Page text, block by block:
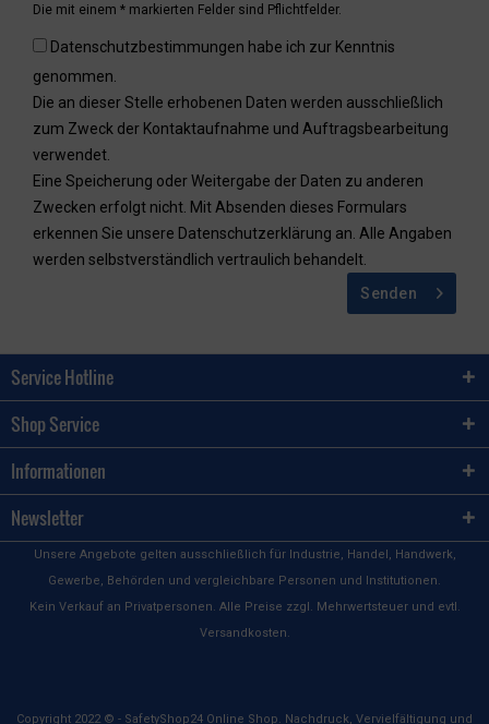
Die mit einem * markierten Felder sind Pflichtfelder.
Datenschutzbestimmungen habe ich zur Kenntnis
genommen.
Die an dieser Stelle erhobenen Daten werden ausschließlich
zum Zweck der Kontaktaufnahme und Auftragsbearbeitung
verwendet.
Eine Speicherung oder Weitergabe der Daten zu anderen
Zwecken erfolgt nicht. Mit Absenden dieses Formulars
erkennen Sie unsere Datenschutzerklärung an. Alle Angaben
werden selbstverständlich vertraulich behandelt.
Senden
Service Hotline
Shop Service
Informationen
Newsletter
Unsere Angebote gelten ausschließlich für Industrie, Handel, Handwerk,
Gewerbe, Behörden und vergleichbare Personen und Institutionen.
Kein Verkauf an Privatpersonen. Alle Preise zzgl. Mehrwertsteuer und evtl.
Versandkosten.
Copyright 2022 © - SafetyShop24 Online Shop. Nachdruck, Vervielfältigung und